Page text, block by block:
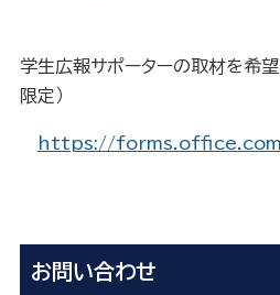
学生広報サポーターの取材を希望
限定）
https://
お問い合わせ